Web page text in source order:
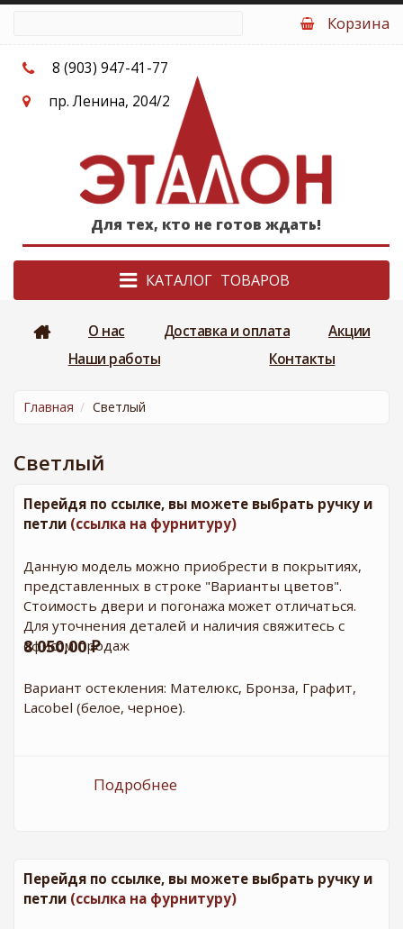
Перейти к основному содержанию
Корзина
Для тех, кто не готов ждать!
8 (903) 947-41-77
пр. Ленина, 204/2
КАТАЛОГ
О нас Доставка и оплата
Акции
Наши работы
Контакты
Главная Светлый
Светлый
Перейдя по ссылке, вы можете выбрать ручку и
петли (ссылка на фурнитуру)
Данную модель можно приобрести в покрытиях,
представленных в строке "Варианты цветов".
Стоимость двери и погонажа может отличаться.
Для уточнения деталей и наличия свяжитесь с
офисом продаж
Вариант остекления: Мателюкс, Бронза, Графит,
Lacobel (белое, черное).
8 050,00 ₽
Подробнее
Перейдя по ссылке, вы можете выбрать ручку и
петли (ссылка на фурнитуру)